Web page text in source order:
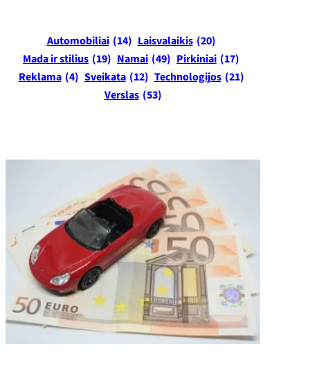
Automobiliai (14) Laisvalaikis (20)
Mada ir stilius (19) Namai (49) Pirkiniai (17)
Reklama (4) Sveikata (12) Technologijos (21)
Verslas (53)